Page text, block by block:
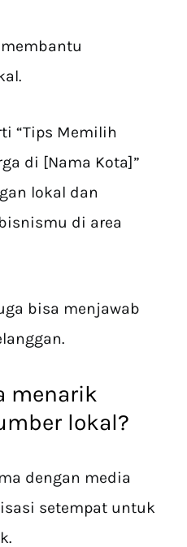
“Tips Memilih
di [Nama Kota]”
lokal dan
di area
bisa menjawab
menarik
lokal?
dengan media
setempat untuk